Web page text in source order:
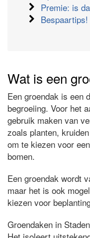
Premie: is
Bespaartips!
Wat is een
Een groendak is een
begroeiing. Voor het
gebruik maken van
zoals planten,
om te kiezen voor
bomen.
Een groendak wordt
maar het is ook
kiezen voor
Groendaken in